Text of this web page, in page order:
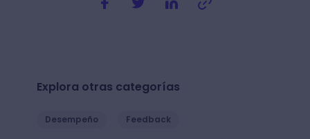
Explora otras categorías
Desempeño Feedback